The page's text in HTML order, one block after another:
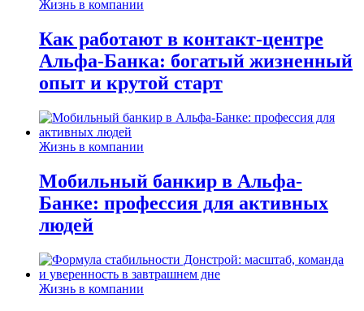
Жизнь в компании
Как работают в контакт-центре
Альфа-Банка: богатый жизненный
опыт и крутой старт
Жизнь в компании
Мобильный банкир в Альфа-
Банке: профессия для активных
людей
Жизнь в компании